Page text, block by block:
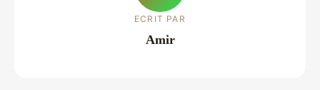
ECRIT PAR
Amir